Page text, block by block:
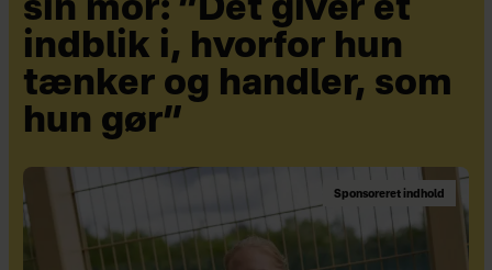
sin mor: ”Det giver et
indblik i, hvorfor hun
tænker og handler, som
hun gør”
Sponsoreret indhold